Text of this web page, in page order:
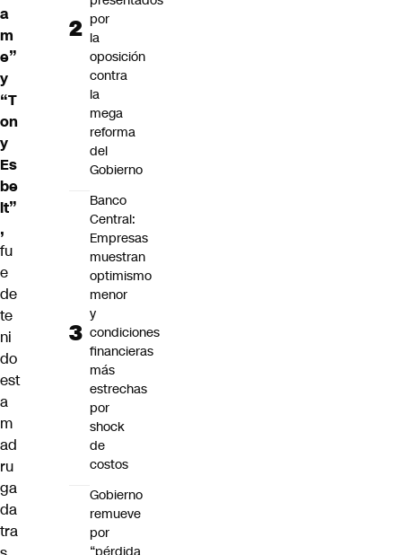
a
m
e”
y
“T
on
y
Es
be
lt”
,
fu
e
de
te
ni
do
est
a
m
ad
ru
ga
da
tra
por
la
oposición
contra
la
mega
reforma
del
Gobierno
Banco
Central:
Empresas
muestran
optimismo
menor
y
condiciones
financieras
más
estrechas
por
shock
de
costos
Gobierno
remueve
por
“pérdida